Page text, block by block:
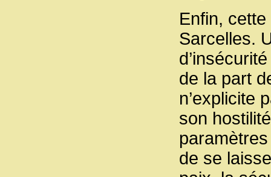
Enfin,
Sarcelles.
de la part
n’explicite
son
de se